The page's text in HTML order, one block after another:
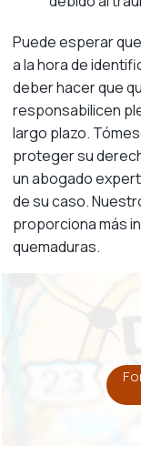
Puede esperar
a la hora de
deber hacer que
responsabilicen
largo plazo.
proteger su
un abogado
de su caso.
proporciona más
quemaduras.